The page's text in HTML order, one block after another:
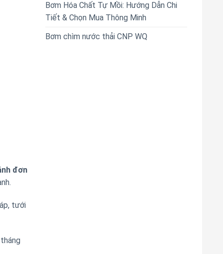
Bơm Hóa Chất Tự Mồi: Hướng Dẫn Chi
Tiết & Chọn Mua Thông Minh
Bơm chìm nước thải CNP WQ
đơn
tưới